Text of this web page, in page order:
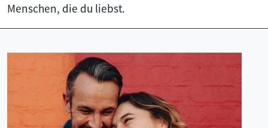
Menschen, die du liebst.